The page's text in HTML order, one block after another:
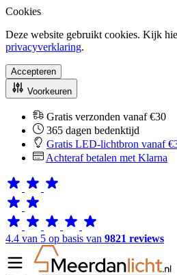
Cookies
Deze website gebruikt cookies. Kijk
privacyverklaring.
Accepteren
Voorkeuren
Gratis verzonden vanaf €30
365 dagen bedenktijd
Gratis LED-lichtbron vanaf
Achteraf betalen met Klarna
4.4 van 5 op basis van 9821 reviews